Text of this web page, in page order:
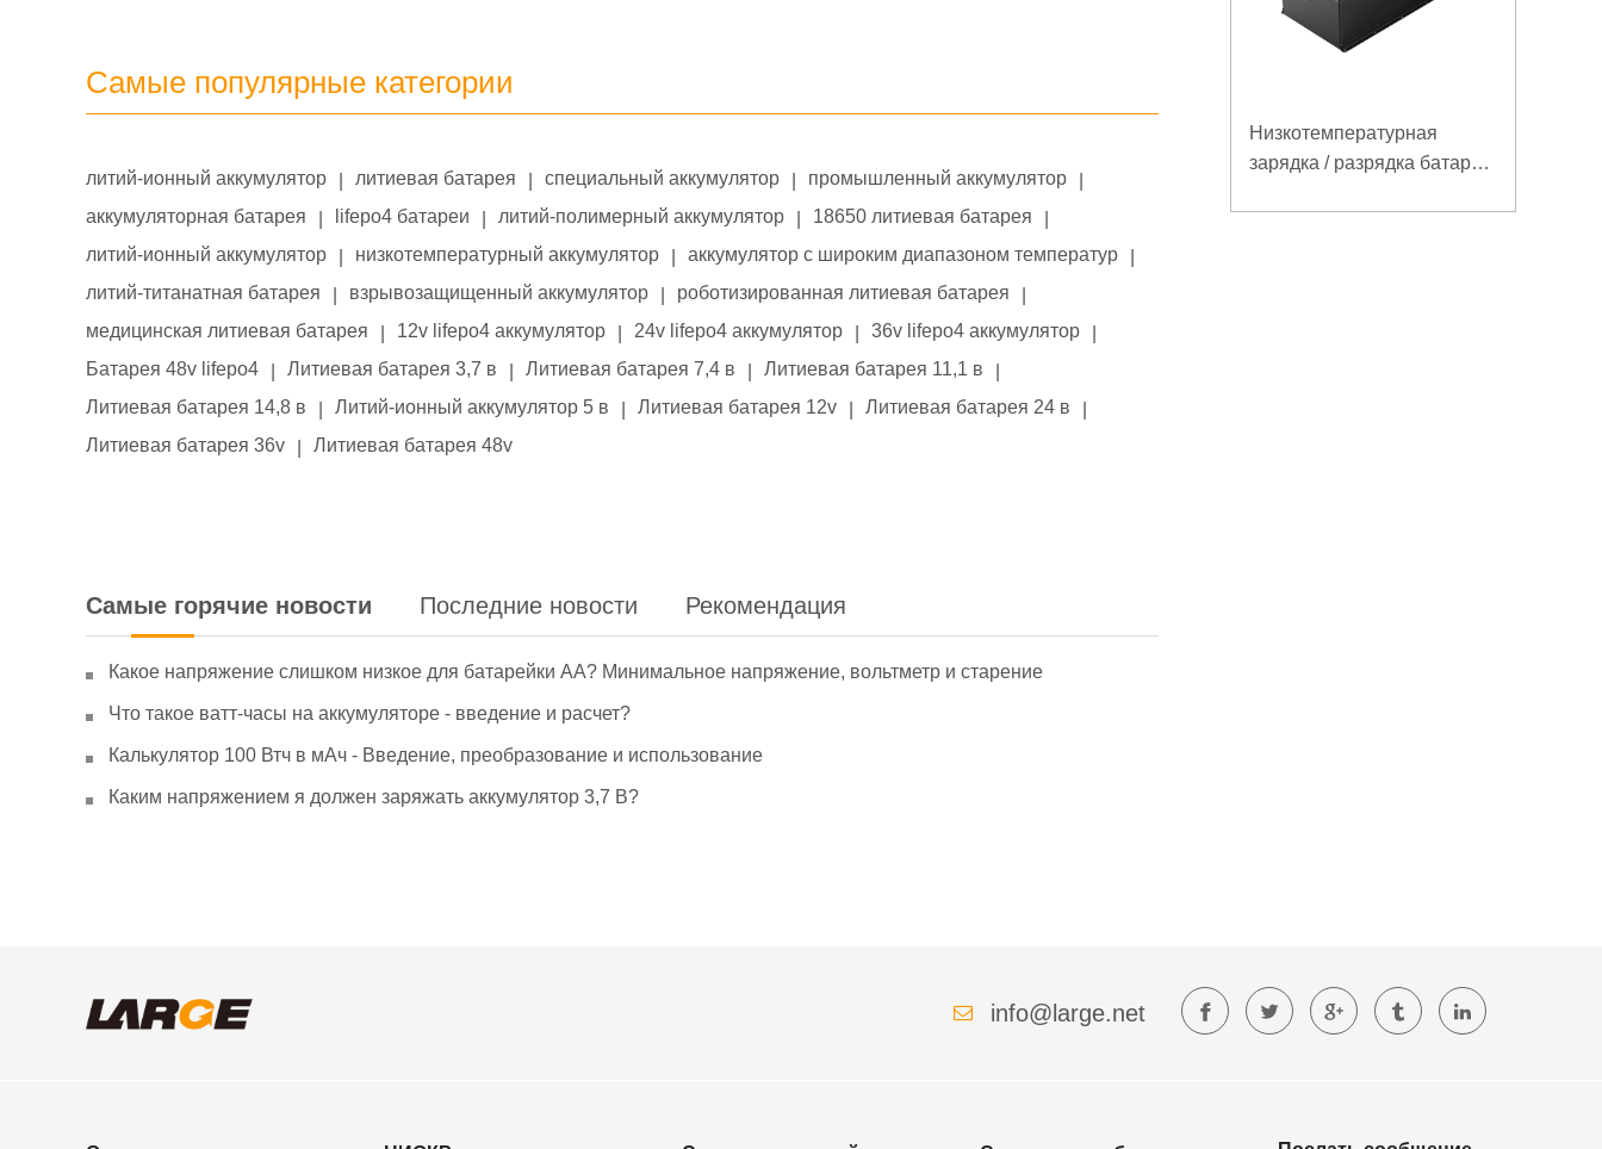
Самые популярные категории
литий-ионный аккумулятор литиевая батарея специальный аккумулятор промышленный аккумулятор
аккумуляторная батарея
lifepo4 батареи литий-полимерный аккумулятор 18650 литиевая батарея
литий-ионный аккумулятор
низкотемпературный аккумулятор аккумулятор с широким диапазоном температур
литий-титанатная батарея
взрывозащищенный аккумулятор роботизированная литиевая батарея
медицинская литиевая батарея
12v lifepo4 аккумулятор 24v lifepo4 аккумулятор 36v lifepo4 аккумулятор
Батарея 48v lifepo4
Литиевая батарея 3,7 в Литиевая батарея 7,4 в Литиевая батарея 11,1 в
Литиевая батарея 14,8 в
Литий-ионный аккумулятор 5 в Литиевая батарея 12v Литиевая батарея 24 в
Литиевая батарея 36v
Литиевая батарея 48v
Самые горячие новости Последние новости Рекомендация
Какое напряжение слишком низкое для батарейки АА? Минимальное напряжение, вольтметр и старение
Что такое ватт-часы на аккумуляторе - введение и расчет?
Калькулятор 100 Втч в мАч - Введение, преобразование и использование
Каким напряжением я должен заряжать аккумулятор 3,7 В?
Низкотемпературная
зарядка / разрядка батареи
info@large.net